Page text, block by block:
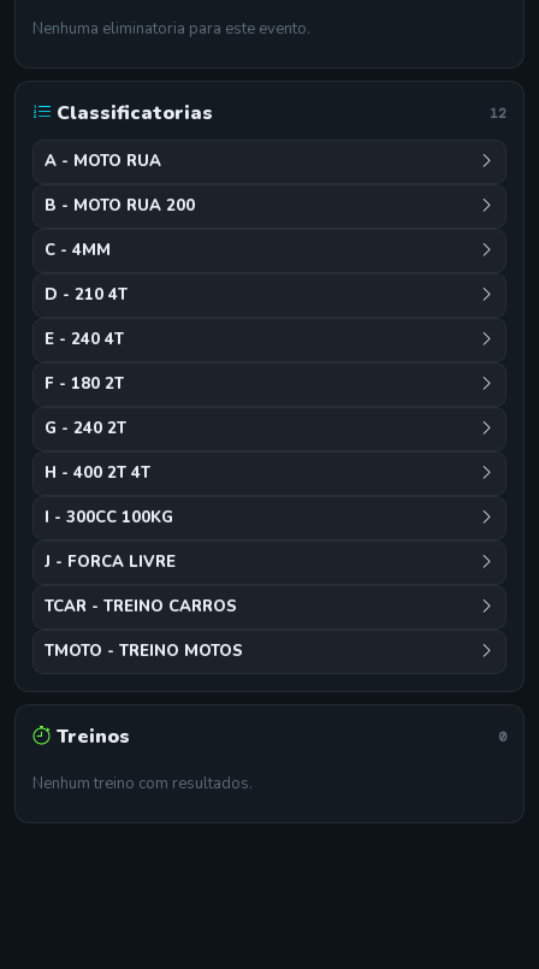
Nenhuma eliminatoria para este evento.
Classificatorias 12
A - MOTO RUA
B - MOTO RUA 200
C - 4MM
D - 210 4T
E - 240 4T
F - 180 2T
G - 240 2T
H - 400 2T 4T
I - 300CC 100KG
J - FORCA LIVRE
TCAR - TREINO CARROS
TMOTO - TREINO MOTOS
Treinos 0
Nenhum treino com resultados.